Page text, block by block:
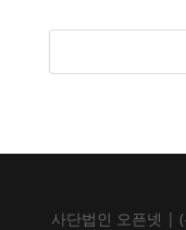
사단법인 오픈넷 |